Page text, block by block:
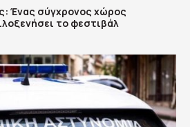
Ένας σύγχρονος χώρος
το φεστιβάλ